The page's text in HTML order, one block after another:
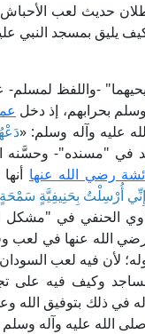
حديث لعب
يليق بمسجد النبي
-واللفظ
بحرابهم، إذ دخل
عليه وآله وسلم: «
رضي الله عنها
أُرْسِلْتُ بِحَنِيفِيَّةٍ سَمْحَةٍ
الله عنها في لعب
لأن فيه لعب
وكيف فيه على
له في ذلك بتوفيق
عليه وآله وسلم